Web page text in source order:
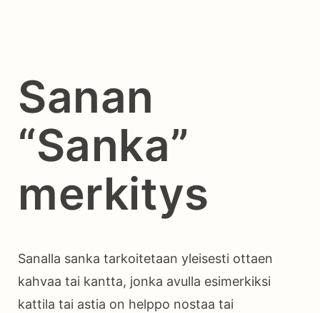
Sanan
“Sanka”
merkitys
Sanalla sanka tarkoitetaan yleisesti ottaen
kahvaa tai kantta, jonka avulla esimerkiksi
kattila tai astia on helppo nostaa tai